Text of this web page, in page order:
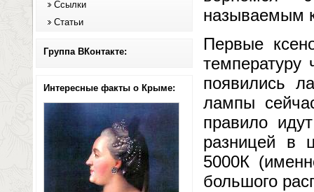
Ссылки
Статьи
Группа ВКонтакте:
Интересные факты о Крыме:
называемым
Первые
появились
лампы
правило
разницей в
5000К
большого